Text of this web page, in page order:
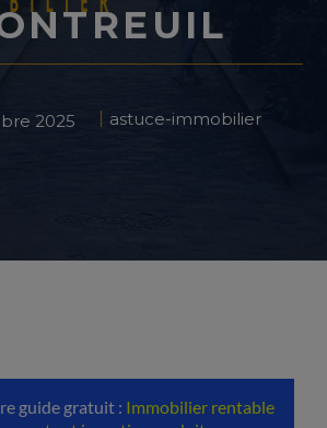
2025 astuce-immobilier